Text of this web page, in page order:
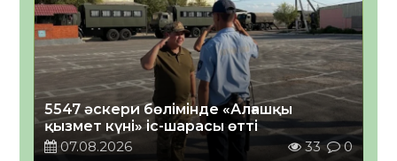
5547 әскери бөлімінде «Алғашқы
қызмет күні» іс-шарасы өтті
07.08.2026
33 0